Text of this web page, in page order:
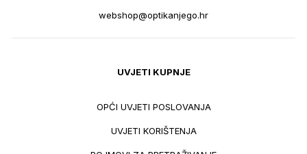
webshop@optikanjego.hr
UVJETI KUPNJE
OPĆI UVJETI POSLOVANJA
UVJETI KORIŠTENJA